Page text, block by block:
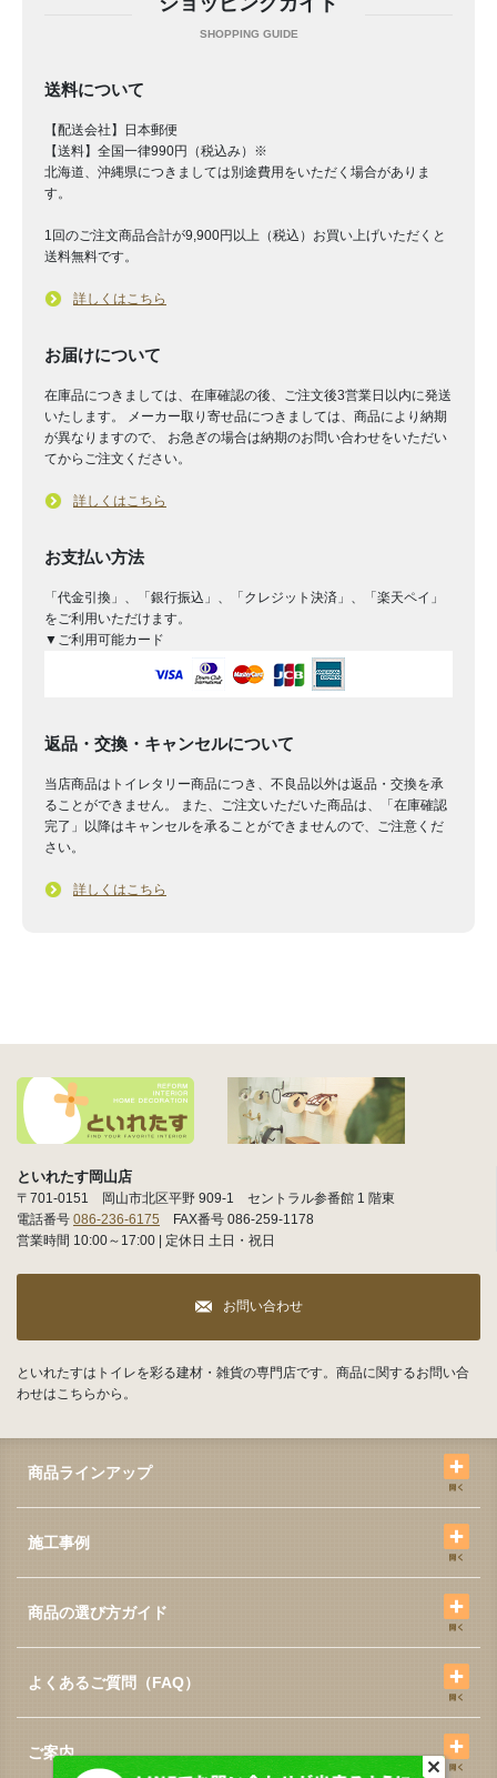
送料について
【配送会社】日本郵便
【送料】全国一律990円（税込み）※
北海道、沖縄県につきましては別途費用をいただく場合がありま
す。
1回のご注文商品合計が9,900円以上（税込）お買い上げいただくと
送料無料です。
詳しくはこちら
お届けについて
在庫品につきましては、在庫確認の後、ご注文後3営業日以内に発送
いたします。 メーカー取り寄せ品につきましては、商品により納期
が異なりますので、 お急ぎの場合は納期のお問い合わせをいただい
てからご注文ください。
詳しくはこちら
お支払い方法
「代金引換」、「銀行振込」、「クレジット決済」、「楽天ペイ」
をご利用いただけます。
▼ご利用可能カード
返品・交換・キャンセルについて
当店商品はトイレタリー商品につき、不良品以外は返品・交換を承
ることができません。 また、ご注文いただいた商品は、「在庫確認
完了」以降はキャンセルを承ることができませんので、ご注意くだ
さい。
詳しくはこちら
といれたす岡山店
〒701-0151 岡山市北区平野 909-1 セントラル参番館 1 階東
電話番号 086-236-6175 FAX番号 086-259-1178
営業時間 10:00～17:00 | 定休日 土日・祝日
お問い合わせ
といれたすはトイレを彩る建材・雑貨の専門店です。商品に関するお問い合
わせはこちらから。
商品ラインアップ
施工事例
商品の選び方ガイド
よくあるご質問（FAQ）
ご案内